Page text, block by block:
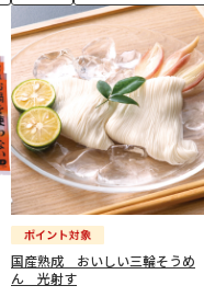
国産熟成 おいしい三輪そうめ
ん 光射す